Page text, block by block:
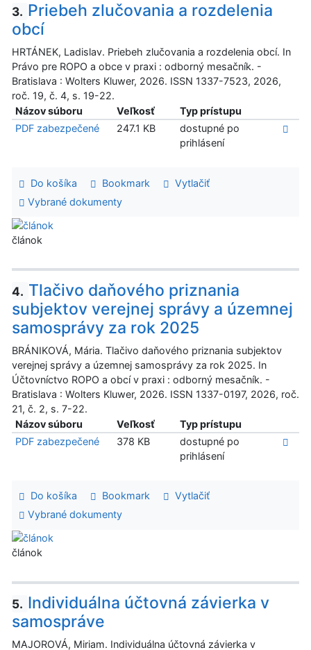
3. Priebeh zlučovania a rozdelenia
obcí
HRTÁNEK, Ladislav. Priebeh zlučovania a rozdelenia obcí. In
Právo pre ROPO a obce v praxi : odborný mesačník. -
Bratislava : Wolters Kluwer, 2026. ISSN 1337-7523, 2026,
roč. 19, č. 4, s. 19-22.
Názov súboru
Veľkosť
Typ prístupu
PDF zabezpečené
247.1 KB
dostupné po
prihlásení
Do košíka Bookmark
Vytlačiť
Vybrané dokumenty
článok
4. Tlačivo daňového priznania
subjektov verejnej správy a územnej
samosprávy za rok 2025
BRÁNIKOVÁ, Mária. Tlačivo daňového priznania subjektov
verejnej správy a územnej samosprávy za rok 2025. In
Účtovníctvo ROPO a obcí v praxi : odborný mesačník. -
Bratislava : Wolters Kluwer, 2026. ISSN 1337-0197, 2026, roč.
21, č. 2, s. 7-22.
Názov súboru
Veľkosť
Typ prístupu
PDF zabezpečené
378 KB
dostupné po
prihlásení
Do košíka Bookmark
Vytlačiť
Vybrané dokumenty
článok
5. Individuálna účtovná závierka v
samospráve
MAJOROVÁ, Miriam. Individuálna účtovná závierka v